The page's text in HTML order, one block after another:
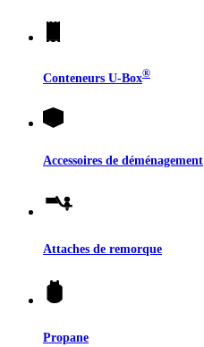
Conteneurs U-Box®
Accessoires de déménagement
Attaches de remorque
Propane